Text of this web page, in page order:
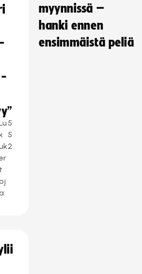
t
5
5
2
myynnissä –
hanki ennen
ensimmäistä peliä